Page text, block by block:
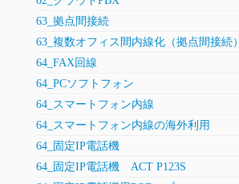
63_拠点間接続
63_複数オフィス間内線化（拠点間接続）
64_FAX回線
64_PCソフトフォン
64_スマートフォン内線
64_スマートフォン内線の海外利用
64_固定IP電話機
64_固定IP電話機 ACT P123S